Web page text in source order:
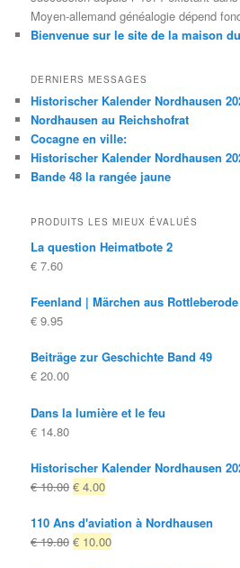
Moyen-allemand généalogie dépend
Bienvenue sur le site de la maison
DERNIERS MESSAGES
Historischer Kalender Nordhausen
Nordhausen au Reichshofrat
Cocagne en ville:
Historischer Kalender Nordhausen
Bande 48 la rangée jaune
PRODUITS LES MIEUX ÉVALUÉS
La question Heimatbote 2
€ 7.60
Feenland | Märchen aus Rottleberode
€ 9.95
Beiträge zur Geschichte Band 49
€ 20.00
Dans la lumière et le feu
€ 14.80
Historischer Kalender Nordhausen
€10.00 Le
d'origine
était:
€ 4.00Le
actuel
est:
110 Ans d'aviation à Nordhausen
€19.80 Le
€ 10.00Le